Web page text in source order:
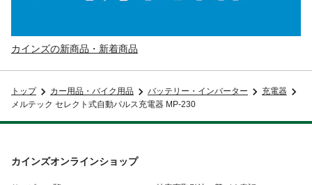
カインズの新商品・新着商品
トップ カー用品・バイク用品 バッテリー・インバーター
充電器
メルテック セレクト式自動パルス充電器 MP-230
カインズオンラインショップ